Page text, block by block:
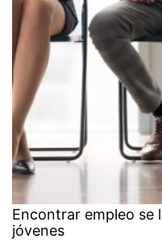
Encontrar empleo se
jóvenes